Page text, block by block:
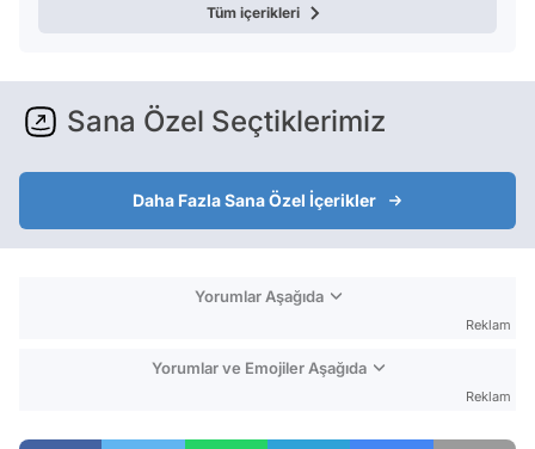
Tüm içerikleri
Sana Özel Seçtiklerimiz
Daha Fazla Sana Özel İçerikler
Yorumlar Aşağıda
Reklam
Yorumlar ve Emojiler Aşağıda
Reklam